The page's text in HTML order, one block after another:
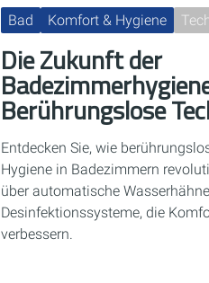
Bad Komfort & Hygiene
Die Zukunft der
Berührungslose
Entdecken Sie, wie
Hygiene in Badezimmern
über automatische
Desinfektionssysteme, die
verbessern.